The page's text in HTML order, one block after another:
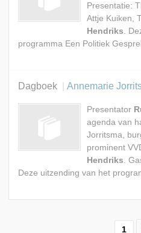
Presentatie:
Attje Kuiken,
Hendriks.
programma Een Politiek
Dagboek Annemarie
Presentator
agenda van
Jorritsma,
prominent
Hendriks.
Deze uitzending van het
1